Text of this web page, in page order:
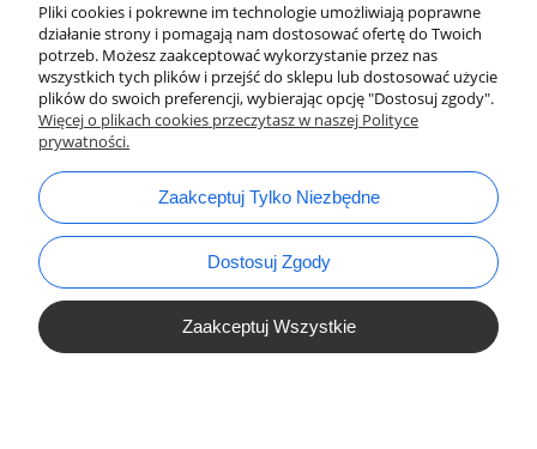
bok@ArtykulyDlaPlastykow.pl
tel.:733 012 789
Pliki cookies i pokrewne im technologie umożliwiają poprawne
działanie strony i pomagają nam dostosować ofertę do Twoich
potrzeb. Możesz zaakceptować wykorzystanie przez nas
wszystkich tych plików i przejść do sklepu lub dostosować użycie
plików do swoich preferencji, wybierając opcję "Dostosuj zgody".
Więcej o plikach cookies przeczytasz w naszej Polityce
prywatności.
Zaakceptuj Tylko Niezbędne
Dostosuj Zgody
Zaakceptuj Wszystkie